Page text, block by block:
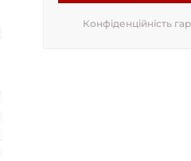
Конфіденційність